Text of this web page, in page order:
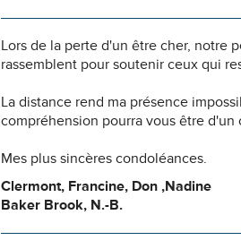
Lors de la perte d'un être cher, notre
rassemblent pour soutenir ceux qui
La distance rend ma présence
compréhension pourra vous être d'un
Mes plus sincères condoléances.
Clermont, Francine, Don ,Nadine
Baker Brook, N.-B.